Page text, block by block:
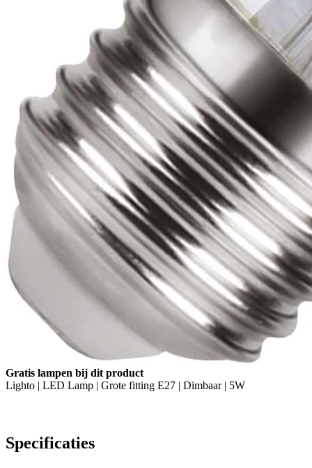
Gratis lampen bij dit product
Lighto | LED Lamp | Grote fitting E27 | Dimbaar | 5W
Specificaties